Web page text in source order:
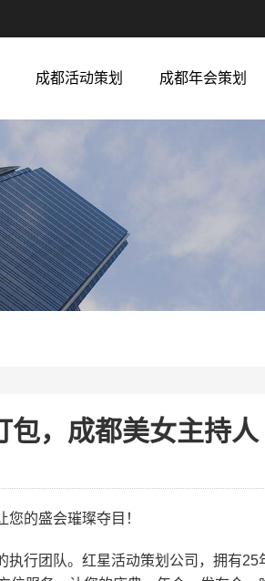
成都活动策划 成都年会策划
包，成都美女主持人
的盛会璀璨夺目！
行团队。红星活动策划公司，拥有25